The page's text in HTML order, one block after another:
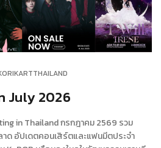
July 2026
in Thailand กรกฎาคม 2569 รวม
ด อัปเดตคอนเสิร์ตและแฟนมีตประจำ